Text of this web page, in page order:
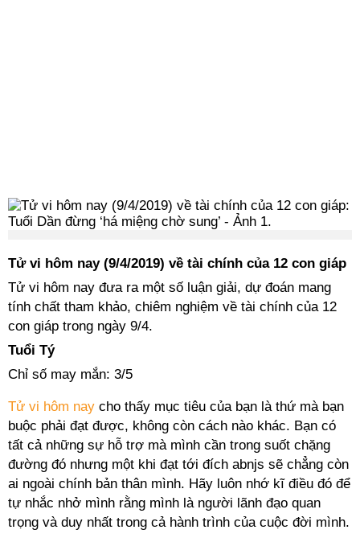
Tử vi hôm nay (9/4/2019) về tài chính của 12 con giáp
Tử vi hôm nay đưa ra một số luận giải, dự đoán mang
tính chất tham khảo, chiêm nghiệm về tài chính của 12
con giáp trong ngày 9/4.
Tuổi Tý
Chỉ số may mắn: 3/5
Tử vi hôm nay cho thấy mục tiêu của bạn là thứ mà bạn
buộc phải đạt được, không còn cách nào khác. Bạn có
tất cả những sự hỗ trợ mà mình cần trong suốt chặng
đường đó nhưng một khi đạt tới đích abnjs sẽ chẳng còn
ai ngoài chính bản thân mình. Hãy luôn nhớ kĩ điều đó để
tự nhắc nhở mình rằng mình là người lãnh đạo quan
trọng và duy nhất trong cả hành trình của cuộc đời mình.